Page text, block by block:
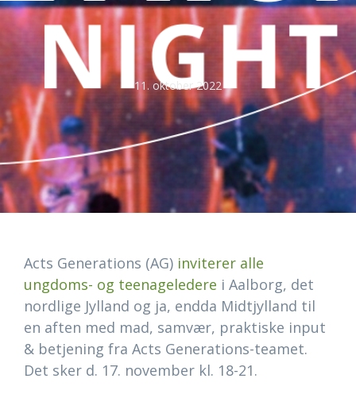
11. oktober 2022
Acts Generations (AG) inviterer alle
ungdoms- og teenageledere i Aalborg, det
nordlige Jylland og ja, endda Midtjylland til
en aften med mad, samvær, praktiske input
& betjening fra Acts Generations-teamet.
Det sker d. 17. november kl. 18-21.